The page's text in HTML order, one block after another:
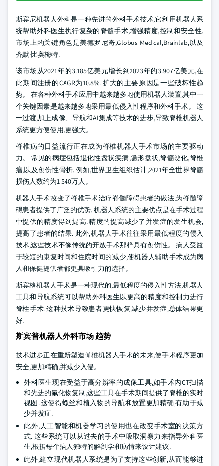
斯宾尼机器人外科是一种先进的外科手术技术,它利用机器人系
统帮助外科医生执行复杂的脊髓手术,增强精度,控制和安全性.
市场上的关键角色是美德罗尼奇,Globus Medical,Brainlab,以及
齐默·比奥梅特.
该市场从2021年的3.185亿美元增长到2023年的3.907亿美元,在
此期间注册的CAGR为10.8%. 扩大的主要原因是一些破坏性趋
势。 在各种外科手术应用中越来越多地使用机器人装置,其中一
个关键因素是越来越多地采用最低侵入性程序和外科手术。 这
一过渡,加上成像、导航和AI集成等技术的进步,导致脊椎机器人
系统更方便使用,更强大。
脊椎病的日益流行正在成为脊椎机器人手术市场的主要驱动
力。 常见的病症包括退化性盘状疾病,隐形盘状,脊髓硬化,脊椎
瘤,以及创伤性骨折. 例如,世界卫生组织估计,2021年全世界脊髓
损伤人数约为1 540万人。
机器人手术改变了脊椎手术治疗脊髓障碍患者的做法,为脊髓障
碍患者提供了广泛的优势. 机器人系统的主要优点是在手术过程
中提供的精度得到提高. 精度的提高减少了并发症的发生机会,
提高了患者的结果. 此外,机器人手术往往采用最低程度的侵入
技术,这些技术不像传统的开放手术那样具有创伤性。 病人受益
于较短的康复时间和住院时间的减少,使机器人辅助手术成为病
人和保健提供者都更具吸引力的选择。
斯宾格机器人手术是一种现代的,最低程度的侵入性方法,机器人
工具和导航系统可以帮助外科医生以更高的精度和控制力进行
脊柱手术. 这种技术导致患者更快恢复,减少并发症,总体结果更
好.
斯宾普机器人外科市场 趋势
技术进步正在重新塑造脊椎机器人手术的未来,使手术程序更加
安全,更加精确,并减少入侵。
外科医生现在受益于高分辨率的成像工具,如手术内CT扫描
和先进的氟化物复制,这些工具在手术期间提供了脊椎的实时
视图. 这使得螺丝和植入物的导航和放置更加精确,有助于减
少并发症.
此外,人工智能和机器学习的使用也在改变手术室的决策方
式. 这些系统可以从过去的手术中吸取洞察力来指导外科医
生,根据每个病人独特的解剖学和病情来设计建议.
此外,建立现代机器人系统是为了支持这些创新,从而能够进